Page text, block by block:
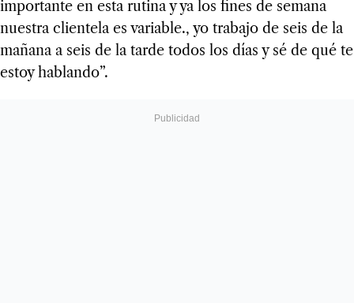
importante en esta rutina y ya los fines de semana
nuestra clientela es variable., yo trabajo de seis de la
mañana a seis de la tarde todos los días y sé de qué te
estoy hablando”.